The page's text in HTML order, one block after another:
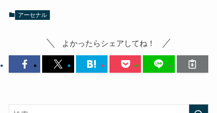
アーセナル
よかったらシェアしてね！